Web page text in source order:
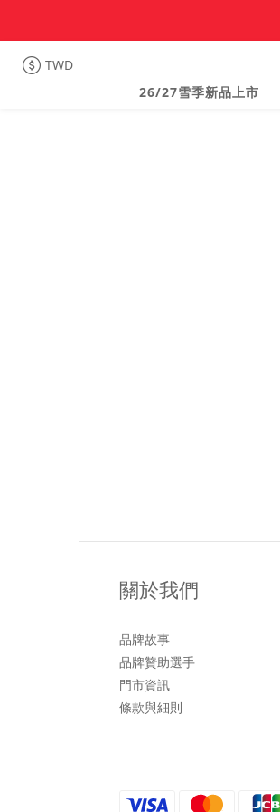
TWD
26/27雪季新品上市
關於我們
品牌故事
品牌贊助選手
門市資訊
條款與細則